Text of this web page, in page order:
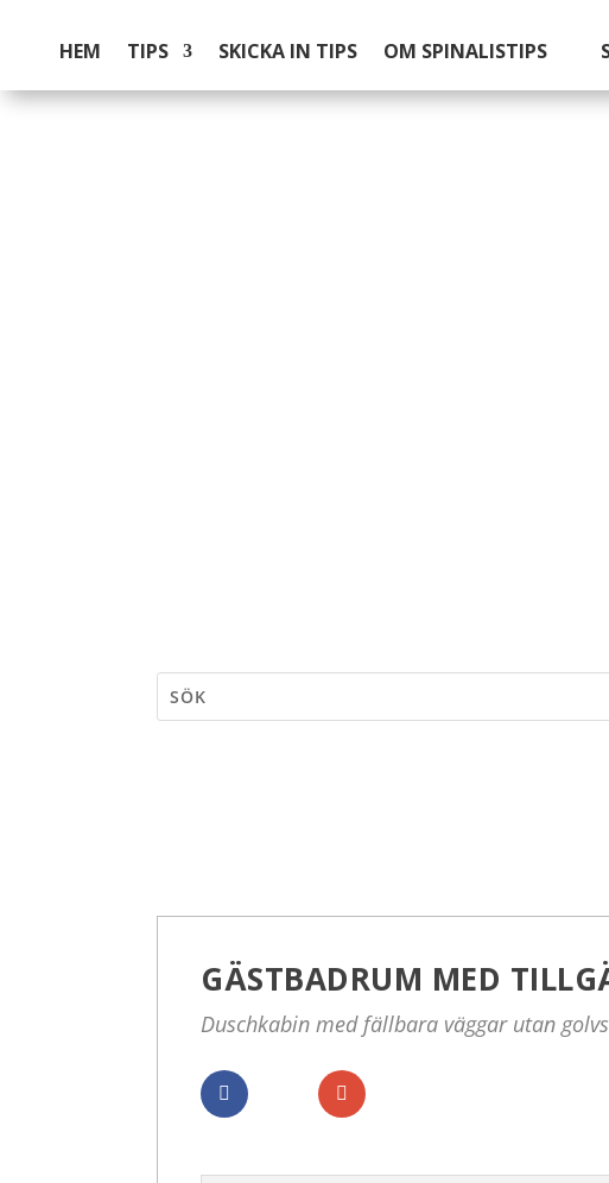
HEM TIPS SKICKA IN TIPS OM SPINALISTIPS
GÄSTBADRUM MED
Duschkabin med fällbara väggar utan